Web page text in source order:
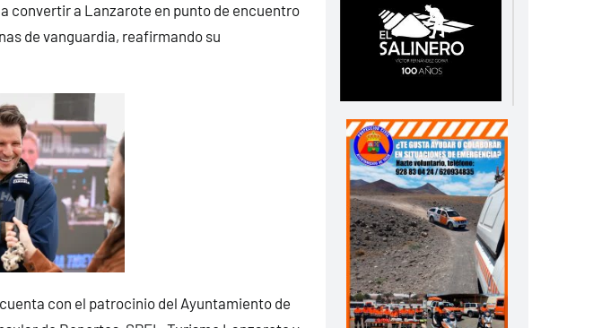
convertir a Lanzarote en punto de encuentro
de vanguardia, reafirmando su
con el patrocinio del Ayuntamiento de